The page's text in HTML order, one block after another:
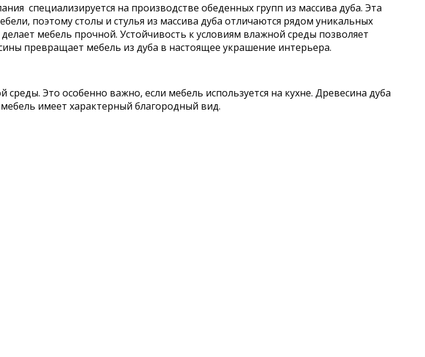
специализируется на производстве обеденных групп из массива дуба. Эта
поэтому столы и стулья из массива дуба отличаются рядом уникальных
мебель прочной. Устойчивость к условиям влажной среды позволяет
превращает мебель из дуба в настоящее украшение интерьера.
Это особенно важно, если мебель используется на кухне. Древесина дуба
имеет характерный благородный вид.